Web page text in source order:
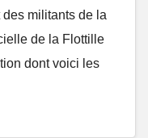
militants de la
de la Flottille
dont voici les